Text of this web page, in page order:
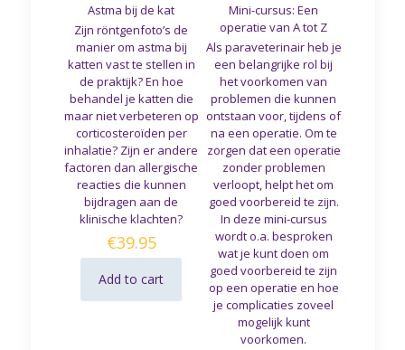
Astma bij de kat
Zijn röntgenfoto’s de
manier om astma bij
katten vast te stellen in
de praktijk? En hoe
behandel je katten die
maar niet verbeteren op
corticosteroïden per
inhalatie? Zijn er andere
factoren dan allergische
reacties die kunnen
bijdragen aan de
klinische klachten?
€39.95
Add to cart
Mini-cursus: Een
operatie van A tot Z
Als paraveterinair heb je
een belangrijke rol bij
het voorkomen van
problemen die kunnen
ontstaan voor, tijdens of
na een operatie. Om te
zorgen dat een operatie
zonder problemen
verloopt, helpt het om
goed voorbereid te zijn.
In deze mini-cursus
wordt o.a. besproken
wat je kunt doen om
goed voorbereid te zijn
op een operatie en hoe
je complicaties zoveel
mogelijk kunt
voorkomen.